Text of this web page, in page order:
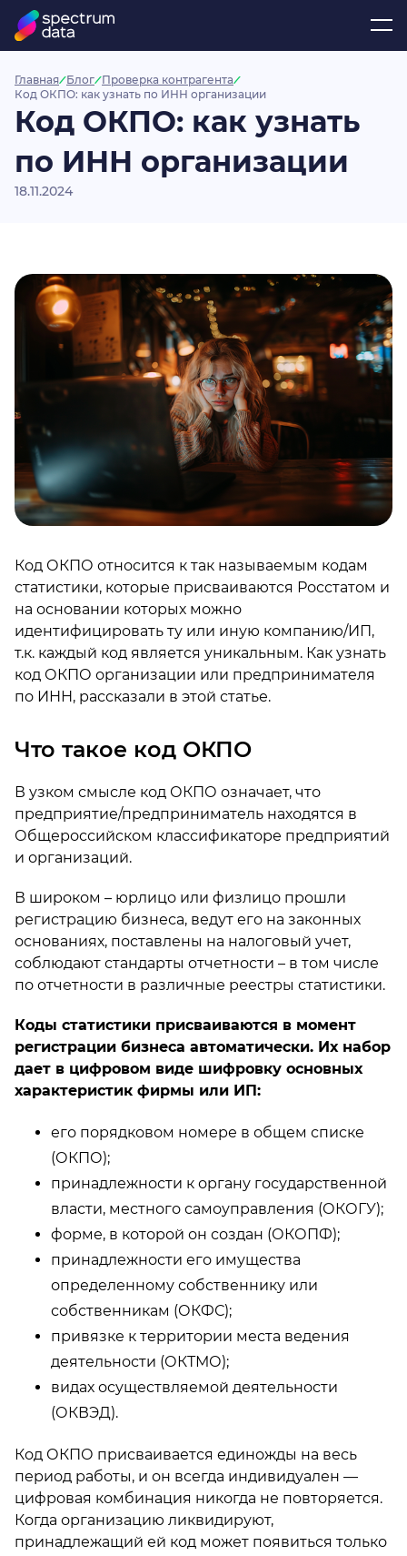
Главная Блог Проверка контрагента
Код ОКПО: как узнать по ИНН организации
Код ОКПО: как узнать
по ИНН организации
18.11.2024
Код ОКПО относится к так называемым кодам
статистики, которые присваиваются Росстатом и
на основании которых можно
идентифицировать ту или иную компанию/ИП,
т.к. каждый код является уникальным. Как узнать
код ОКПО организации или предпринимателя
по ИНН, рассказали в этой статье.
Что такое код ОКПО
В узком смысле код ОКПО означает, что
предприятие/предприниматель находятся в
Общероссийском классификаторе предприятий
и организаций.
В широком – юрлицо или физлицо прошли
регистрацию бизнеса, ведут его на законных
основаниях, поставлены на налоговый учет,
соблюдают стандарты отчетности – в том числе
по отчетности в различные реестры статистики.
Коды статистики присваиваются в момент
регистрации бизнеса автоматически. Их набор
дает в цифровом виде шифровку основных
характеристик фирмы или ИП:
его порядковом номере в общем списке
(ОКПО);
принадлежности к органу государственной
власти, местного самоуправления (ОКОГУ);
форме, в которой он создан (ОКОПФ);
принадлежности его имущества
определенному собственнику или
собственникам (ОКФС);
привязке к территории места ведения
деятельности (ОКТМО);
видах осуществляемой деятельности
(ОКВЭД).
Код ОКПО присваивается единожды на весь
период работы, и он всегда индивидуален —
цифровая комбинация никогда не повторяется.
Когда организацию ликвидируют,
принадлежащий ей код может появиться только